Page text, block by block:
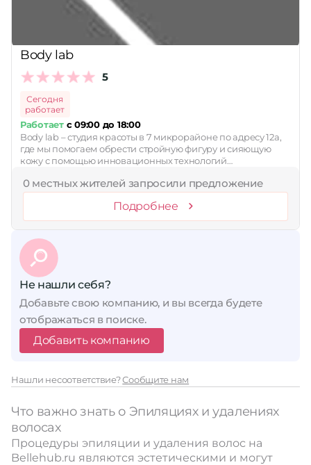
Сбросить
Body lab
5
Сегодня
работает
Работаетс 09:00 до 18:00
Body lab – студия красоты в 7 микрорайоне по адресу 12а,
где мы помогаем обрести стройную фигуру и сияющую
кожу с помощью инновационных технологий…
0 местных жителей запросили предложение
Подробнее
Не нашли себя?
Добавьте свою компанию, и вы всегда будете
отображаться в поиске.
Добавить компанию
Нашли несоответствие?Сообщите нам
Что важно знать о Эпиляциях и удалениях
волосах
Процедуры эпиляции и удаления волос на
Bellehub.ru являются эстетическими и могут